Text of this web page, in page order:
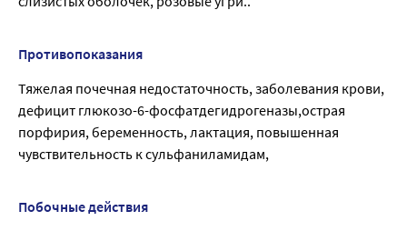
Противопоказания
Тяжелая почечная недостаточность, заболевания крови,
дефицит глюкозо-6-фосфатдегидрогеназы,острая
порфирия, беременность, лактация, повышенная
чувствительность к сульфаниламидам,
Побочные действия